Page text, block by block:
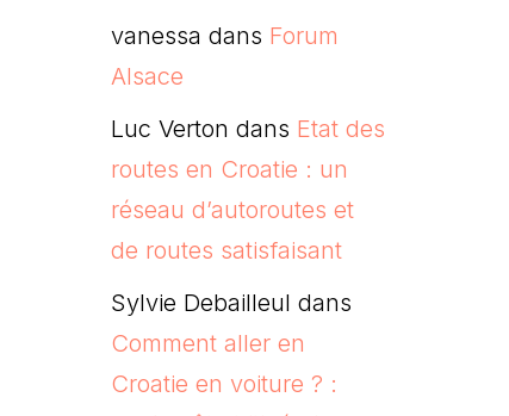
vanessa dans Forum
Alsace
Luc Verton dans Etat des
routes en Croatie : un
réseau d’autoroutes et
de routes satisfaisant
Sylvie Debailleul dans
Comment aller en
Croatie en voiture ? :